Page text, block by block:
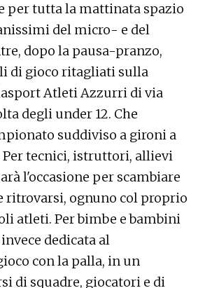
per tutta la mattinata spazio
del micro- e del
dopo la pausa-pranzo,
di gioco ritagliati sulla
Atleti Azzurri di via
degli under 12. Che
suddiviso a gironi a
tecnici, istruttori, allievi
l'occasione per scambiare
ritrovarsi, ognuno col proprio
atleti. Per bimbe e bambini
dedicata al
con la palla, in un
di squadre, giocatori e di